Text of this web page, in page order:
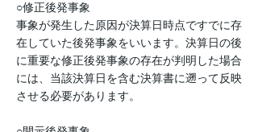
○修正後発事象
事象が発生した原因が決算日時点ですでに存
在していた後発事象をいいます。決算日の後
に重要な修正後発事象の存在が判明した場合
には、当該決算日を含む決算書に遡って反映
させる必要があります。